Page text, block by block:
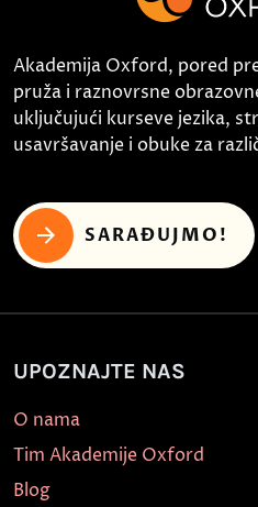
Akademija Oxford, pored
pruža i raznovrsne
uključujući kurseve jezika,
usavršavanje i obuke za
SARAĐUJMO!
UPOZNAJTE NAS
O nama
Tim Akademije Oxford
Blog